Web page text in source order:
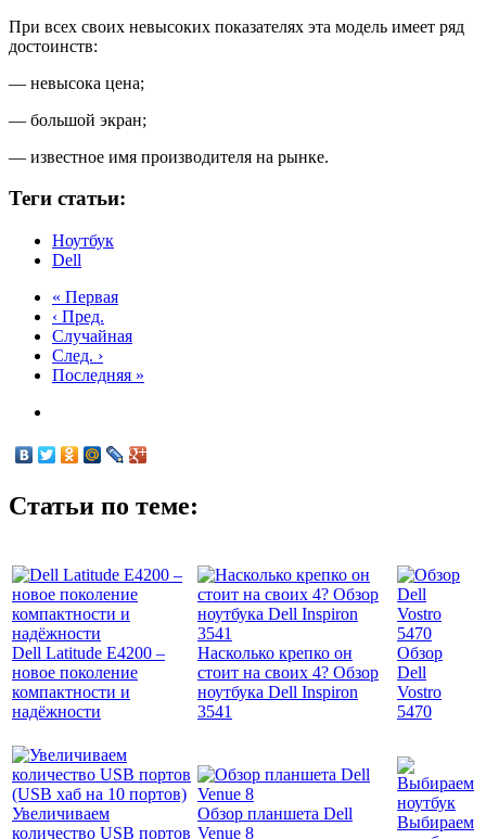
При всех своих невысоких показателях эта модель имеет ряд
достоинств:
— невысока цена;
— большой экран;
— известное имя производителя на рынке.
Теги статьи:
Ноутбук
Dell
« Первая
‹ Пред.
Случайная
След. ›
Последняя »
Статьи по теме:
Dell Latitude E4200 –
новое поколение
компактности и
надёжности
Насколько крепко он
стоит на своих 4? Обзор
ноутбука Dell Inspiron
3541
Обзор
Dell
Vostro
5470
Увеличиваем
количество USB портов
Обзор планшета Dell
Venue 8
Выбираем